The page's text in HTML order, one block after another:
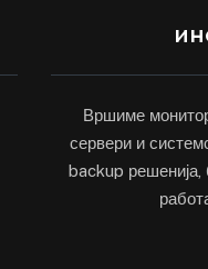
Вршиме
сервери и
backup